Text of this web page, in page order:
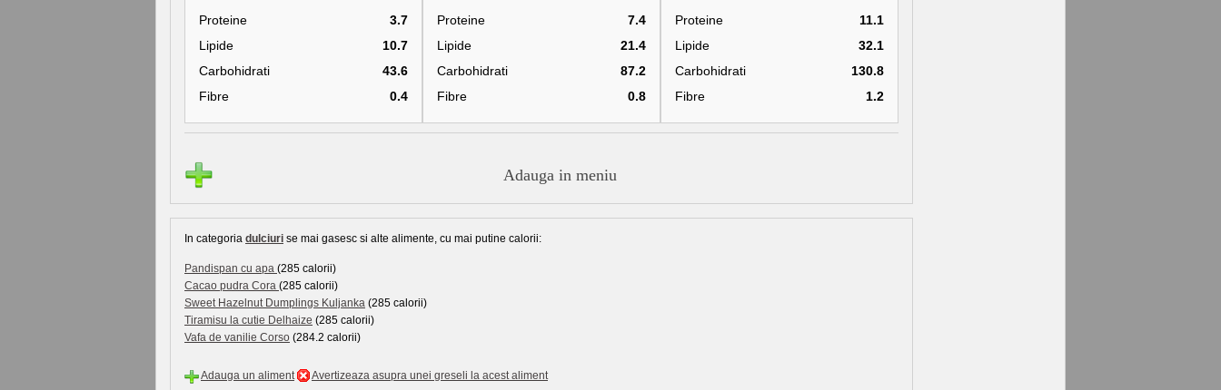
Proteine
3.7
Lipide
10.7
Carbohidrati
43.6
Fibre
0.4
Proteine
7.4
Lipide
21.4
Carbohidrati
87.2
Fibre
0.8
Proteine
11.1
Lipide
32.1
Carbohidrati
130.8
Fibre
1.2
Adauga in meniu
In categoria dulciuri se mai gasesc si alte alimente, cu mai putine calorii:
Pandispan cu apa (285 calorii)
Cacao pudra Cora (285 calorii)
Sweet Hazelnut Dumplings Kuljanka (285 calorii)
Tiramisu la cutie Delhaize (285 calorii)
Vafa de vanilie Corso (284.2 calorii)
Adauga un aliment Avertizeaza asupra unei greseli la acest aliment